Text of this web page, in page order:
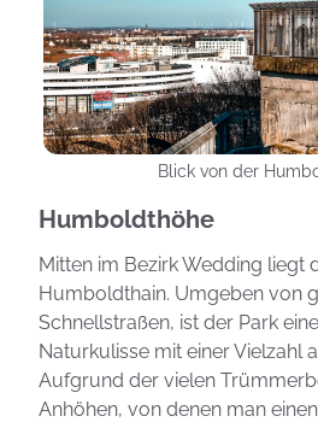
Blick von der
Humboldthöhe
Mitten im Bezirk Wedding liegt
Humboldthain. Umgeben von
Schnellstraßen, ist der Park
Naturkulisse mit einer Vielzahl
Aufgrund der vielen
Anhöhen, von denen man